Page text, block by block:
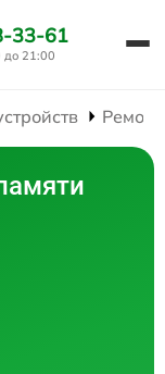
33-61
до 21:00